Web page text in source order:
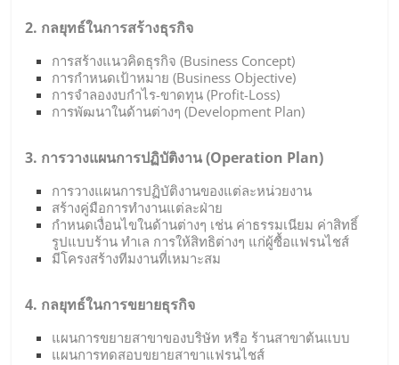
2. กลยุทธ์ในการสร้างธุรกิจ
การสร้างแนวคิดธุรกิจ (Business Concept)
การกำหนดเป้าหมาย (Business Objective)
การจำลองงบกำไร-ขาดทุน (Profit-Loss)
การพัฒนาในด้านต่างๆ (Development Plan)
3. การวางแผนการปฏิบัติงาน (Operation Plan)
การวางแผนการปฏิบัติงานของแต่ละหน่วยงาน
สร้างคู่มือการทำงานแต่ละฝ่าย
กำหนดเงื่อนไขในด้านต่างๆ เช่น ค่าธรรมเนียม ค่าสิทธิ์
รูปแบบร้าน ทำเล การให้สิทธิต่างๆ แก่ผู้ซื้อแฟรนไชส์
มีโครงสร้างทีมงานที่เหมาะสม
4. กลยุทธ์ในการขยายธุรกิจ
แผนการขยายสาขาของบริษัท หรือ ร้านสาขาต้นแบบ
แผนการทดสอบขยายสาขาแฟรนไชส์